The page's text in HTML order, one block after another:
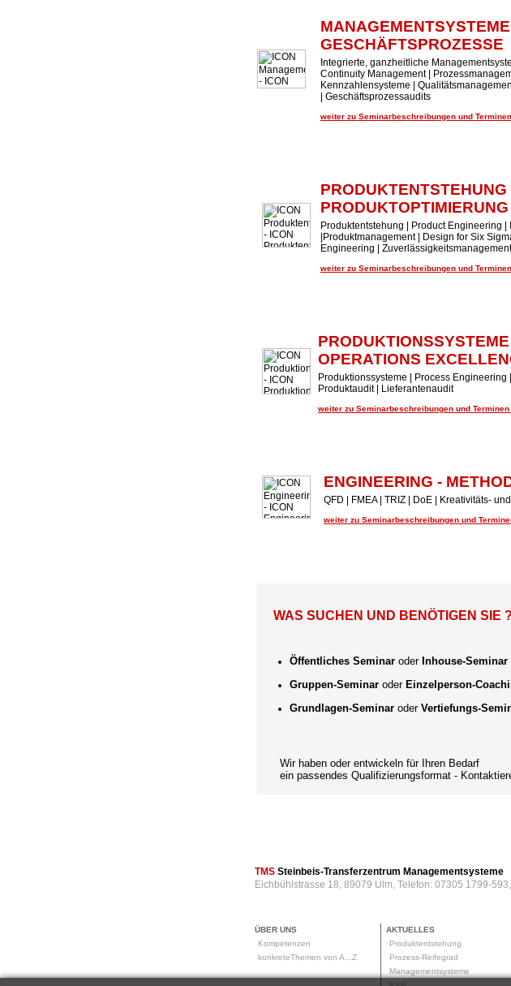
GESCHÄFTSPROZESSE
Integrierte, ganzheitliche
Continuity Management |
Kennzahlensysteme |
| Geschäftsprozessaudits
weiter zu Seminarbeschreibungen und Terminen
PRODUKTENTSTEHUNG
PRODUKTOPTIMIERUNG
Produktentstehung | Product Engineering
|Produktmanagement | Design for Six
Engineering | Zuverlässigkeitsmanagement
weiter zu Seminarbeschreibungen und Terminen
OPERATIONS
Produktionssysteme | Process Engineering
Produktaudit | Lieferantenaudit
weiter zu Seminarbeschreibungen und Terminen
ENGINEERING -
QFD | FMEA | TRIZ | DoE | Kreativitäts-
weiter zu Seminarbeschreibungen und
WAS SUCHEN UND BENÖTIGEN SIE ?
Öffentliches Seminar oderInhouse-Seminar
Gruppen-Seminar oder Einzelperson-
Grundlagen-Seminar oder Vertiefungs-
Wir haben oder entwickeln für Ihren Bedarf
ein passendes Qualifizierungsformat -
TMS Steinbeis-Transferzentrum Managementsysteme
Eichbühlstrasse 18, 89079 Ulm, Telefon: 07305 1799-
ÜBER UNS
Kompetenzen
konkreteThemen von A...Z
AKTUELLES
Produktentstehung
Prozess-Reifegrad
Managementsysteme